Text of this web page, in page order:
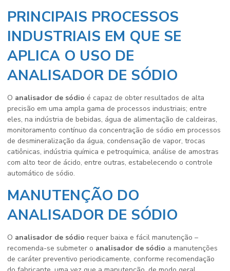
PRINCIPAIS PROCESSOS
INDUSTRIAIS EM QUE SE
APLICA O USO DE
ANALISADOR DE SÓDIO
O analisador de sódio é capaz de obter resultados de alta
precisão em uma ampla gama de processos industriais; entre
eles, na indústria de bebidas, água de alimentação de caldeiras,
monitoramento contínuo da concentração de sódio em processos
de desmineralização da água, condensação de vapor, trocas
catiônicas, indústria química e petroquímica, análise de amostras
com alto teor de ácido, entre outras, estabelecendo o controle
automático de sódio.
MANUTENÇÃO DO
ANALISADOR DE SÓDIO
O analisador de sódio requer baixa e fácil manutenção –
recomenda-se submeter o analisador de sódio a manutenções
de caráter preventivo periodicamente, conforme recomendação